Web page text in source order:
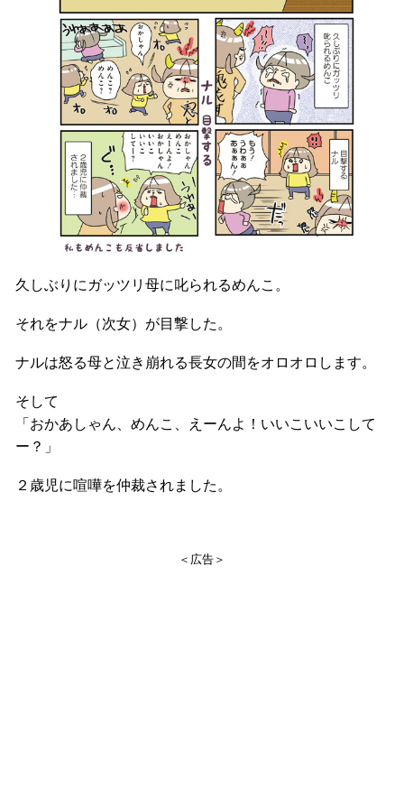
久しぶりにガッツリ母に叱られるめんこ。
それをナル（次女）が目撃した。
ナルは怒る母と泣き崩れる長女の間をオロオロします。
そして
「おかあしゃん、めんこ、えーんよ！いいこいいこして
ー？」
２歳児に喧嘩を仲裁されました。
＜広告＞